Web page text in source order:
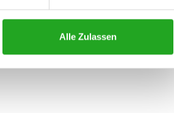
Alle Zulassen
alle eigenschaften